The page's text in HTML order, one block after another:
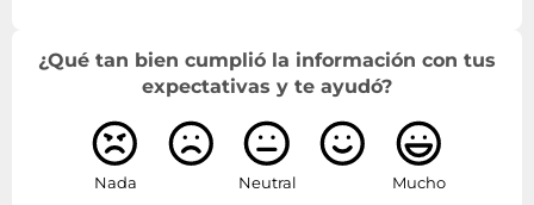
¿Qué tan bien cumplió la información con tus
expectativas y te ayudó?
Nada Neutral Mucho